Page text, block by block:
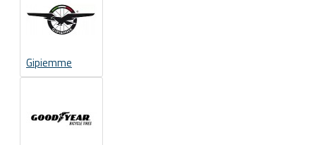
Gipiemme